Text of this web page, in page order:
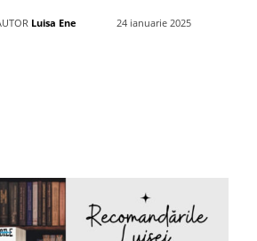
Luisa Ene 24 ianuarie 2025